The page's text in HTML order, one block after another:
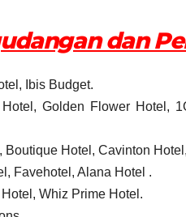
dan
Ibis Budget.
Golden Flower Hotel,
Hotel, Cavinton
Favehotel, Alana Hotel .
Whiz Prime Hotel.